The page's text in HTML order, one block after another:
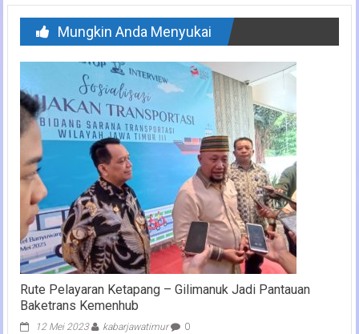
Mungkin Anda Menyukai
Rute Pelayaran Ketapang – Gilimanuk Jadi Pantauan
Baketrans Kemenhub
12 Mei 2023 kabarjawatimur 0